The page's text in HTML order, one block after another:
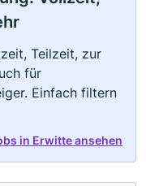
Teilzeit, zur
für
Einfach filtern
in Erwitte ansehen